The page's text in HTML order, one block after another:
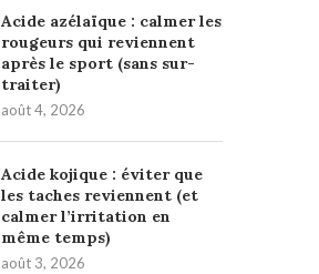
Acide azélaïque : calmer les
rougeurs qui reviennent
après le sport (sans sur-
traiter)
août 4, 2026
Acide kojique : éviter que
les taches reviennent (et
calmer l’irritation en
même temps)
août 3, 2026